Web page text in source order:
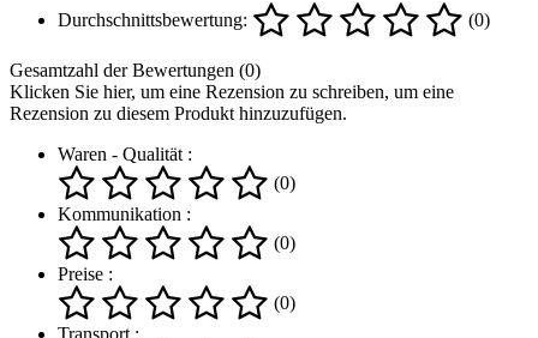
Durchschnittsbewertung: (0)
Gesamtzahl der Bewertungen (0)
Klicken Sie hier, um eine Rezension zu schreiben, um eine
Rezension zu diesem Produkt hinzuzufügen.
Waren - Qualität :
(0)
Kommunikation :
(0)
Preise :
(0)